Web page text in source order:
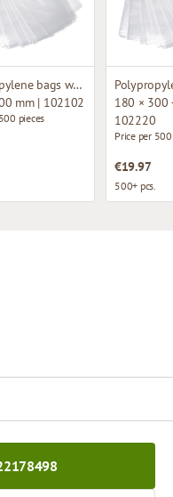
Polypropylene bags without bottom base
mm | 102102
pieces
180 × 300
102220
Price per
€19.97
500+ pcs.